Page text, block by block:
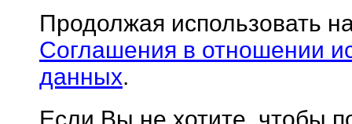
Продолжая использовать
Соглашения в отношении
данных.